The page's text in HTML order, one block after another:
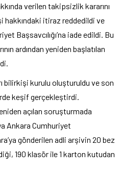
verilen takipsizlik kararını
hakkındaki itiraz reddedildi ve
Başsavcılığı’na iade edildi. Bu
ardından yeniden başlatılan
bilirkişi kurulu oluşturuldu ve son
keşif gerçekleştirdi.
açılan soruşturmada
Ankara Cumhuriyet
gönderilen adli arşivin 20 bez
190 klasör ile 1 karton kutudan